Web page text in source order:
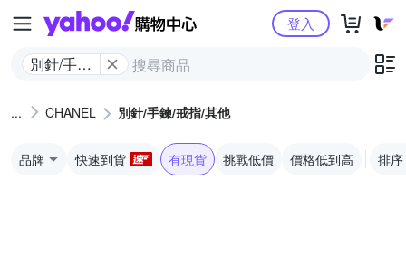
Yahoo購物中心
別針/手鍊/
登入
CHANEL 別針/手鍊/戒指/其他
品牌 快速到貨 有現貨 挑戰低價 價格低到高 排序